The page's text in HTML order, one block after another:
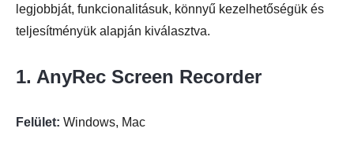
legjobbját, funkcionalitásuk, könnyű kezelhetőségük és
teljesítményük alapján kiválasztva.
1. AnyRec Screen Recorder
Felület: Windows, Mac